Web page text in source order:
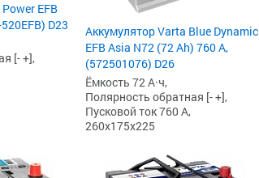
EFB
D23
[- +],
Аккумулятор Varta Blue Dynamic
EFB Asia N72 (72 Ah) 760 А,
(572501076) D26
Ёмкость 72 А·ч,
Полярность обратная [- +],
Пусковой ток 760 А,
260x175x225